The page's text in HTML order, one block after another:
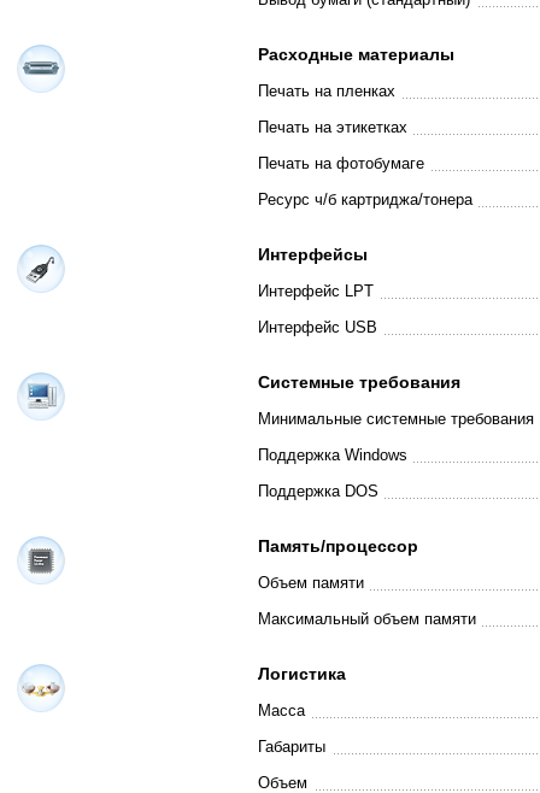
Расходные материалы
Печать на пленках
Печать на этикетках
Печать на фотобумаге
Ресурс ч/б картриджа/тонера
Интерфейсы
Интерфейс LPT
Интерфейс USB
Системные требования
Минимальные системные требования
Поддержка Windows
Поддержка DOS
Память/процессор
Объем памяти
Максимальный объем памяти
Логистика
Масса
Габариты
Объем